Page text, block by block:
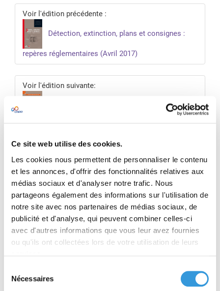
Ce site web utilise des cookies.
Les cookies nous permettent de personnaliser le contenu
et les annonces, d'offrir des fonctionnalités relatives aux
médias sociaux et d'analyser notre trafic. Nous
partageons également des informations sur l'utilisation de
notre site avec nos partenaires de médias sociaux, de
publicité et d'analyse, qui peuvent combiner celles-ci
avec d'autres informations que vous leur avez fournies
ou qu'ils ont collectées lors de votre utilisation de leurs
Nécessaires
Voir l'édition précédente :
Détection, extinction, plans et consignes :
repères réglementaires (Avril 2017)
Voir l'édition suivante:
Protection incendie : repères réglementaires
(Avril 2023)
RÉSUMÉ
TABLE DES MATIÈRES
PRODUIT(S) ASSOCIÉ(S)
BONUS
Pour l’installateur ou le responsable de site, la
recherche de textes officiels relatifs à la mise en